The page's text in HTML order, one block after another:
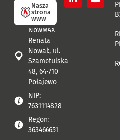
Nasza
strona
www
NowMAX
Renata
Nowak, ul.
Szamotulska
48, 64-710
Połajewo
NIP:
7631114828
Regon:
363466651